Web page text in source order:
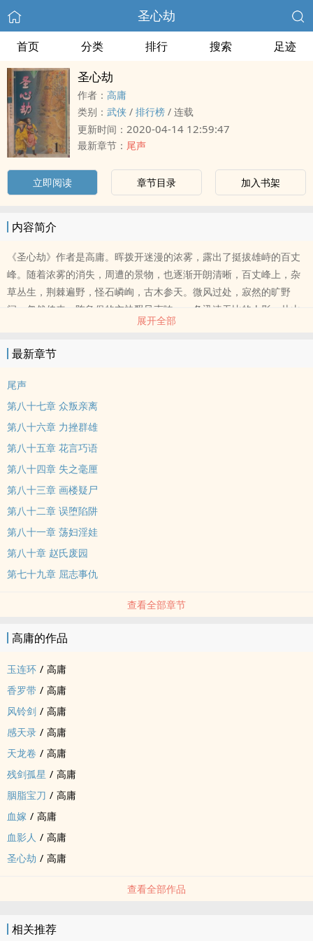
圣心劫
首页 分类 排行 搜索 足迹
圣心劫
作者： 高庸
类别： 武侠 / 排行榜 / 连载
更新时间： 2020-04-14 12:59:47
最新章节： 尾声
立即阅读 章节目录 加入书架
内容简介
《圣心劫》作者是高庸。晖拨开迷漫的浓雾，露出了挺拔雄峙的百丈
峰。随着浓雾的消失，周遭的景物，也逐渐开朗清晰，百丈峰上，杂
草丛生，荆棘遍野，怪石嶙峋，古木参天。微风过处，寂然的旷野
间，忽然传来一阵急促的衣袂飘风声响。一条迅速无比的人影，从山
下飞掠而上，兔起鹊落，片刻间，便抵达半山腰一处空旷场上，人影
一袭松宽的紫色罗衫，头挽松髻，肩后剑穗飘拂，因为腹大如鼓，又
经过一阵急迫的奔驰，显得已有几分疲惫，但从她苍白的面庞和锐利
展开全部
最新章节
尾声
第八十七章 众叛亲离
第八十六章 力挫群雄
第八十五章 花言巧语
第八十四章 失之毫厘
第八十三章 画楼疑尸
第八十二章 误堕陷阱
第八十一章 ‎荡‍‎‌妇‎‍­淫‌‍娃‎​
第八十章 赵氏废园
第七十九章 屈志事仇
查看全部章节
高庸的作品
玉连环 / 高庸
香罗带 / 高庸
风铃剑 / 高庸
感天录 / 高庸
天龙卷 / 高庸
残剑孤星 / 高庸
胭脂宝刀 / 高庸
血嫁 / 高庸
血影人 / 高庸
圣心劫 / 高庸
查看全部作品
相关推荐